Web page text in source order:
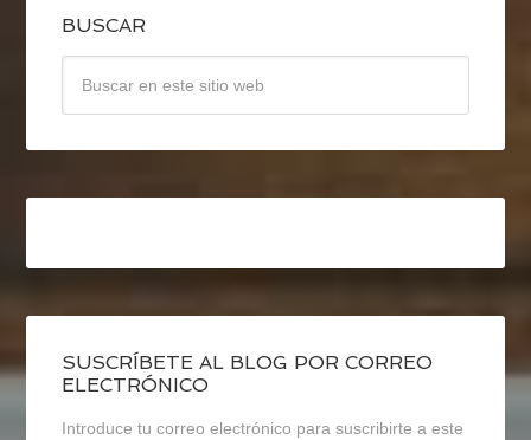
BUSCAR
SUSCRÍBETE AL BLOG POR CORREO
ELECTRÓNICO
Introduce tu correo electrónico para suscribirte a este